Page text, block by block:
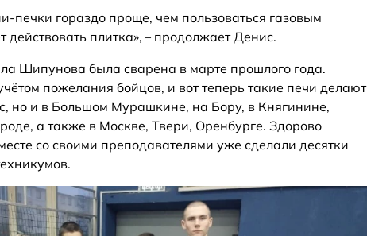
печки гораздо проще, чем пользоваться газовым
действовать плитка», – продолжает Денис.
Шипунова была сварена в марте прошлого года.
пожелания бойцов, и вот теперь такие печи делают
но и в Большом Мурашкине, на Бору, в Княгинине,
а также в Москве, Твери, Оренбурге. Здорово
со своими преподавателями уже сделали десятки